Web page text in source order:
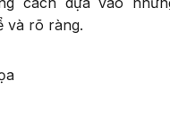
và rõ ràng.